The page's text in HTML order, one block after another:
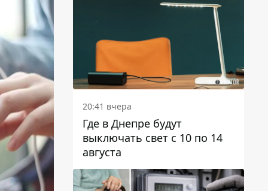
20:41 вчера
Где в Днепре будут
выключать свет с 10 по 14
августа